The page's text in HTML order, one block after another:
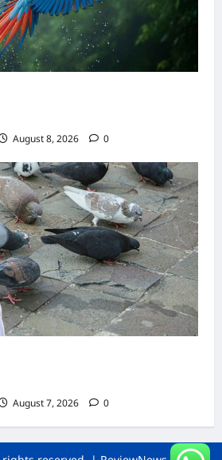
August 8, 2026 0
August 7, 2026 0